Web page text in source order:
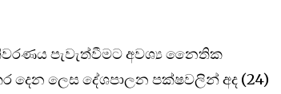
පැවැත්වීමට අවශ්‍ය නෛතික
දෙන ලෙස දේශපාලන පක්ෂවලින් අද (24)